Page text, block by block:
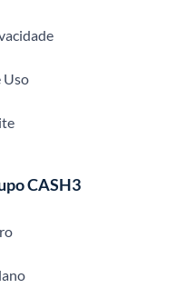
Uso
CASH3